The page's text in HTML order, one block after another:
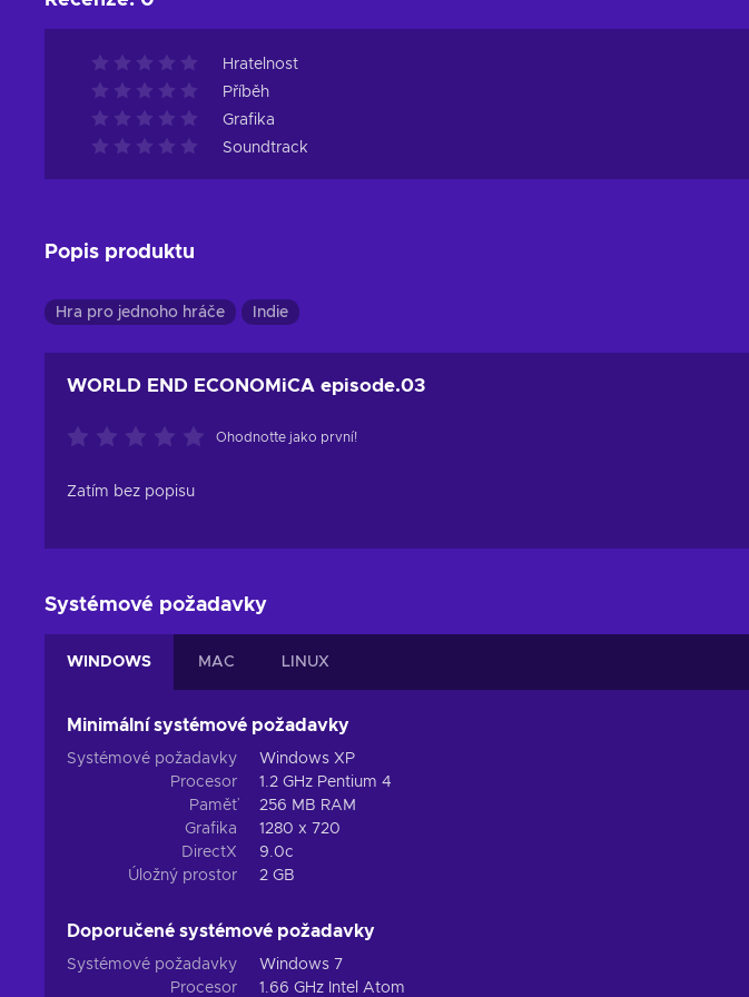
Hratelnost
Příběh
Grafika
Soundtrack
Popis produktu
Hra pro jednoho hráče Indie
WORLD END ECONOMiCA episode.03
Ohodnoťte jako první!
Zatím bez popisu
Systémové požadavky
WINDOWS MAC LINUX
Minimální systémové požadavky
Systémové požadavky
Windows XP
Procesor
1.2 GHz Pentium 4
Paměť
256 MB RAM
Grafika
1280 x 720
DirectX
9.0c
Úložný prostor
2 GB
Doporučené systémové požadavky
Systémové požadavky
Windows 7
Procesor
1.66 GHz Intel Atom